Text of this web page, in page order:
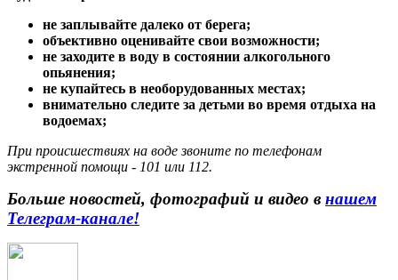
не заплывайте далеко от берега;
объективно оценивайте свои возможности;
не заходите в воду в состоянии алкогольного
опьянения;
не купайтесь в необорудованных местах;
внимательно следите за детьми во время отдыха на
водоемах;
При происшествиях на воде звоните по телефонам
экстренной помощи - 101 или 112.
Больше новостей, фотографий и видео в нашем
Телеграм-канале!